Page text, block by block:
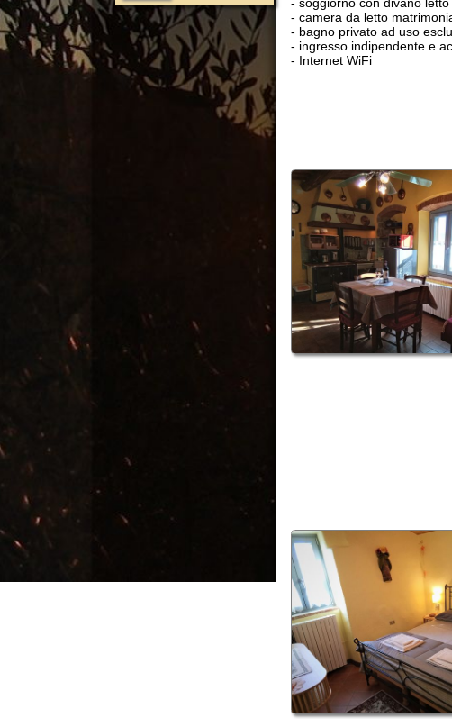
Suite Belvedere
Trilocale per 4 persone
- sala pranzo con sofà, stufa a
- camera matrimoniale + letto
- camera 2 letti singoli (oppure
- bagno privato in zona giorno con
- bagno privato en suite con box